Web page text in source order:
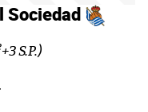
Sociedad
+3 S.P.)